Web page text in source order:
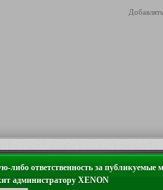
либо ответственность за публикуемые
администратору XENON